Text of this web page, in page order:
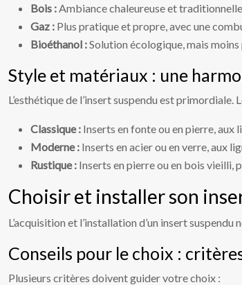
Bois :Ambiance chaleureuse et
Gaz : Plus pratique et propre, avec une
Bioéthanol :Solution écologique, mais
Style et matériaux : une
L’esthétique de l’insert suspendu est
Classique : Inserts en fonte ou en pierre, aux
Moderne : Inserts en acier ou en verre, aux
Rustique : Inserts en pierre ou en bois vieilli,
Choisir et installer son
L’acquisition et l’installation d’un insert
Conseils pour le choix :
Plusieurs critères doivent guider votre choix :